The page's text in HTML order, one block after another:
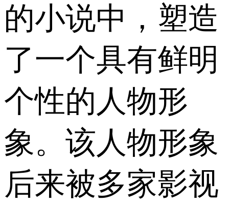
的小说中，塑造
了一个具有鲜明
个性的人物形
象。该人物形象
后来被多家影视